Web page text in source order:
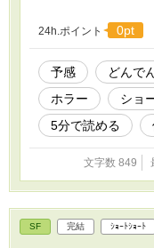
24h.ポイント 0pt
予感 どんで
ホラー
ショ
5分で読める
文字数 849
SF 完結 ｼｮｰﾄｼｮｰﾄ